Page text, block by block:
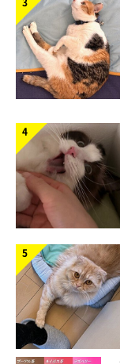
ねこのきもち投稿写真ギャラ
ーー猫の集会は、外
うか？
獣医師：
「猫の集会につい
おり、世界で頻繁に